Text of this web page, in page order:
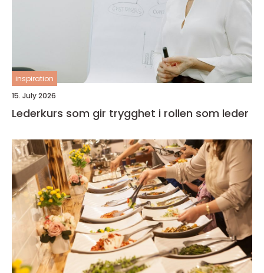
inspiration
15. July 2026
Lederkurs som gir trygghet i rollen som leder